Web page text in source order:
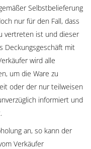
Selbstbelieferung
nur für den Fall, dass
vertreten ist und dieser
Deckungsgeschäft mit
wird alle
um die Ware zu
oder der nur teilweisen
informiert und
an, so kann der
Verkäufer